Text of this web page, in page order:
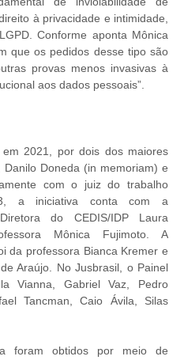
à privacidade e intimidade,
Conforme aponta Mônica
que os pedidos desse tipo são
provas menos invasivas à
aos dados pessoais”.
2021, por dois dos maiores
Doneda (in memoriam) e
com o juiz do trabalho
a iniciativa conta com a
do CEDIS/IDP Laura
Mônica Fujimoto. A
da professora Bianca Kremer e
Araújo. No Jusbrasil, o Painel
Vianna, Gabriel Vaz, Pedro
Tancman, Caio Ávila, Silas
foram obtidos por meio de